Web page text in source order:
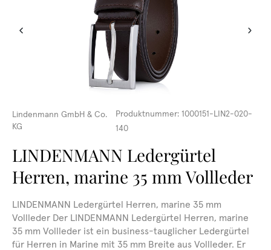
Lindenmann GmbH & Co.
KG
Produktnummer: 1000151-LIN2-020-
140
LINDENMANN Ledergürtel
Herren, marine 35 mm Vollleder
LINDENMANN Ledergürtel Herren, marine 35 mm
Vollleder Der LINDENMANN Ledergürtel Herren, marine
35 mm Vollleder ist ein business-tauglicher Ledergürtel
für Herren in Marine mit 35 mm Breite aus Vollleder. Er